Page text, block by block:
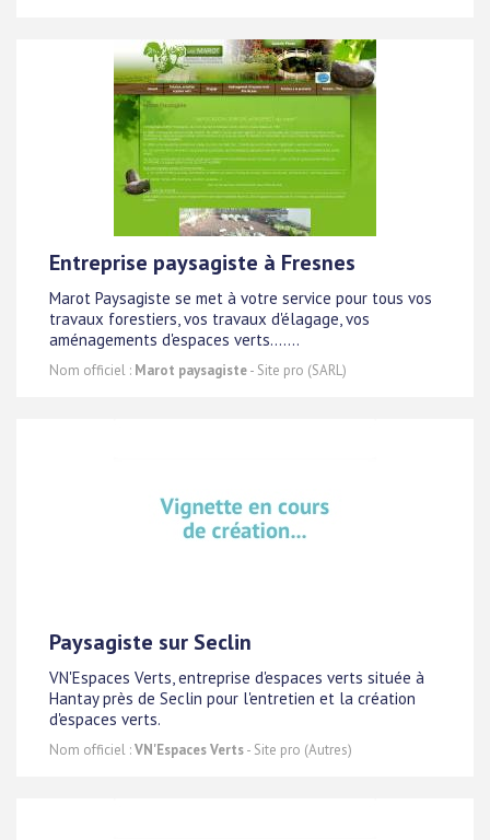
Entreprise paysagiste à Fresnes
Marot Paysagiste se met à votre service pour tous vos
travaux forestiers, vos travaux d'élagage, vos
aménagements d'espaces verts.......
Nom officiel : Marot paysagiste- Site pro (SARL)
Paysagiste sur Seclin
VN'Espaces Verts, entreprise d'espaces verts située à
Hantay près de Seclin pour l'entretien et la création
d'espaces verts.
Nom officiel :VN'Espaces Verts- Site pro (Autres)